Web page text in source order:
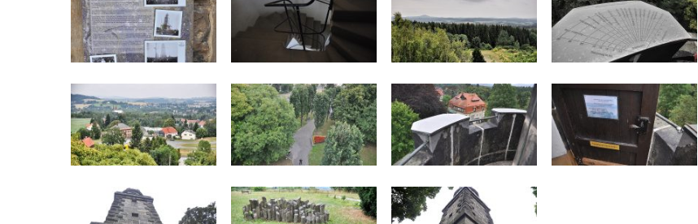
Vyhlídka u Lückendorfu II
Vyhlídka u Lückendorfu I
Vyhlídka pod Kolištěm II
Vyhlídka u Köglerova kříže na Kamenné
Horce v Krásné Lípě
Vyhlídka u Kyjovského hrádku
Vyhlídka v Dolní Chřibské
Vyhlídka nad Údolím samoty